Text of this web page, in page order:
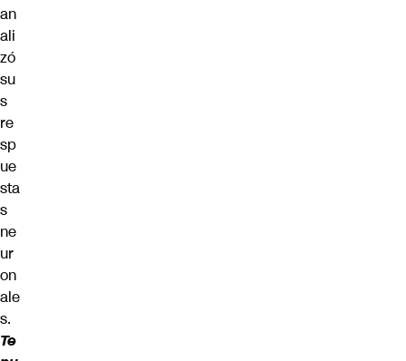
an
ali
zó
su
s
re
sp
ue
sta
s
ne
ur
on
ale
s.
Te